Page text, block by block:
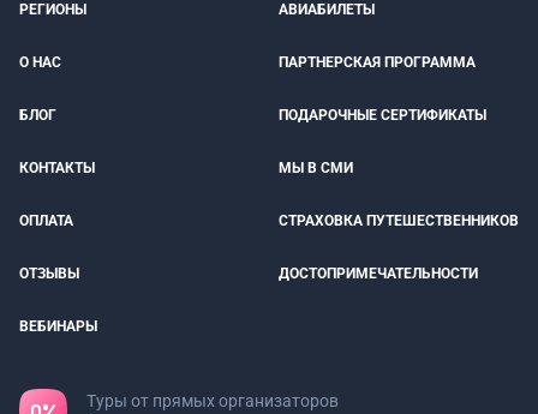
РЕГИОНЫ АВИАБИЛЕТЫ
О НАС ПАРТНЕРСКАЯ ПРОГРАММА
БЛОГ ПОДАРОЧНЫЕ СЕРТИФИКАТЫ
КОНТАКТЫ МЫ В СМИ
ОПЛАТА СТРАХОВКА ПУТЕШЕСТВЕННИКОВ
ОТЗЫВЫ ДОСТОПРИМЕЧАТЕЛЬНОСТИ
ВЕБИНАРЫ
Туры от прямых организаторов